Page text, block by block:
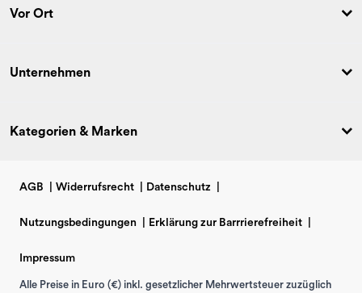
Vor Ort
Unternehmen
Kategorien & Marken
AGB Widerrufsrecht Datenschutz
Nutzungsbedingungen Erklärung zur Barrrierefreiheit
Impressum
Alle Preise in Euro (€) inkl. gesetzlicher Mehrwertsteuer zuzüglich